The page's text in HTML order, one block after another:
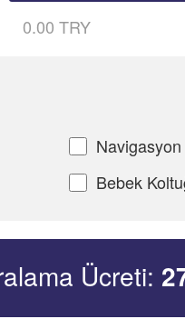
0.00 TRY
Navigasyon
Bebek
Ücreti: